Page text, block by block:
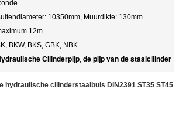
10350mm, Muurdikte: 130mm
12m
BKW, BKS, GBK, NBK
Cilinderpijp, de pijp van de staalcilinder
hydraulische cilinderstaalbuis DIN2391 ST35 ST45